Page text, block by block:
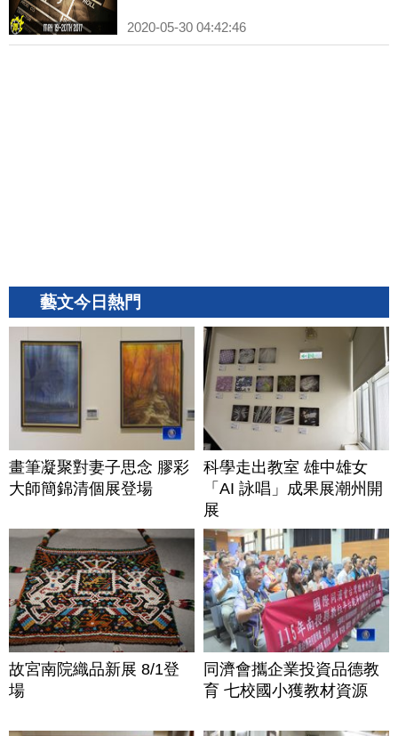
2020-05-30 04:42:46
藝文今日熱門
畫筆凝聚對妻子思念 膠彩
大師簡錦清個展登場
科學走出教室 雄中雄女
「AI 詠唱」成果展潮州開
展
故宮南院織品新展 8/1登
場
同濟會攜企業投資品德教
育 七校國小獲教材資源